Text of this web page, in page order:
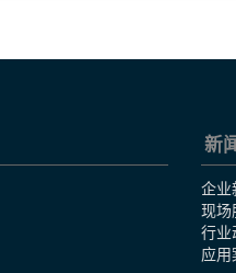
新
企业
现场
行业
应用